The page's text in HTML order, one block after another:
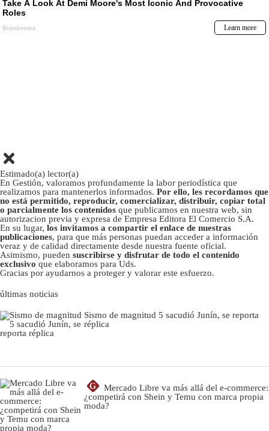
Estimado(a) lector(a)
En Gestión, valoramos profundamente la labor periodística que
realizamos para mantenerlos informados. Por ello, les recordamos que
no está permitido, reproducir, comercializar, distribuir, copiar total
o parcialmente los contenidos que publicamos en nuestra web, sin
autorizacion previa y expresa de Empresa Editora El Comercio S.A.
En su lugar, los invitamos a compartir el enlace de nuestras
publicaciones, para que más personas puedan acceder a información
veraz y de calidad directamente desde nuestra fuente oficial.
Asimismo, pueden suscribirse y disfrutar de todo el contenido
exclusivo que elaboramos para Uds.
Gracias por ayudarnos a proteger y valorar este esfuerzo.
últimas noticias
Sismo de magnitud 5 sacudió Junín, se reporta
réplica
G
Mercado Libre va más allá del e-commerce:
¿competirá con Shein y Temu con marca propia
moda?